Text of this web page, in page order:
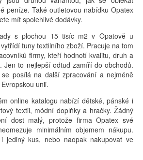
peníze. Také outletovou nabídku Opatex
mít spolehlivé dodávky.
s plochou 15 tisíc m2 v Opatově u
tuny textilního zboží. Pracuje na tom
firmy, kteří hodnotí kvalitu, druh a
Jen to nejlepší odtud zamíří do obchodů.
se posílá na další zpracování a nejméně
unii.
online katalogu nabízí dětské, pánské i
textil, módní doplňky a hračky. Žádný
dost malý, protože firma Opatex své
minimálním objemem nákupu.
jediný kus, nebo naopak nakupovat ve